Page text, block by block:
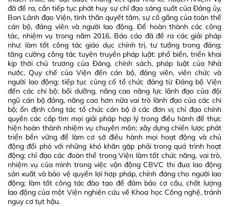
đã đề ra, cần tiếp tục phát huy sự chỉ đạo sáng suốt của Đảng ủy,
Ban Lãnh đạo Viện, tinh thần quyết tâm, sự cố gắng của toàn thể
cán bộ, đảng viên và người lao động. Để hoàn thành các công
tác, nhiệm vụ trong năm 2016, Báo cáo đã đề ra các giải pháp
như: làm tốt công tác giáo dục chính trị, tư tưởng trong đảng;
tăng cường công tác tuyên truyền pháp luật: phổ biến, triển khai
kịp thời chủ trương của Đảng, chính sách, pháp luật của Nhà
nước, Quy chế của Viện đến cán bộ, đảng viên, viên chức và
người lao động; tiếp tục củng cố tổ chức đảng từ Đảng bộ Viện
đến các chi bộ; bồi dưỡng, nâng cao năng lực lãnh đạo của đội
ngũ cán bộ đảng, nâng cao hơn nữa vai trò lãnh đạo của các chi
bộ; ổn định công tác tổ chức cán bộ ở các đơn vị; chỉ đạo chính
quyền các cấp tìm mọi giải pháp hợp lý trong điều hành để thực
hiện hoàn thành nhiệm vụ chuyên môn; xây dựng chiến lược phát
triển bền vững để làm cơ sở điều hành mọi hoạt động và chủ
động đối phó với những khó khăn gặp phải trong quá trình hoạt
động; chỉ đạo các đoàn thể trong Viện làm tốt chức năng, vai trò,
nhiệm vụ của mình trong việc vận động CBVC thi đua lao động
sản xuất và bảo vệ quyền lợi hợp pháp, chính đáng cho người lao
động; làm tốt công tác đào tạo để đảm bảo cơ cấu, chất lượng
lao động của một Viện nghiên cứu về Khoa học Công nghệ, tránh
nguy cơ tụt hậu.